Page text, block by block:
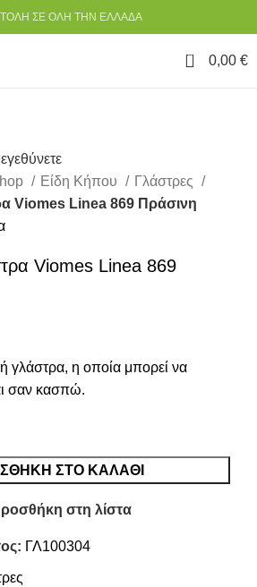
ΣΕ ΟΛΗ ΤΗΝ ΕΛΛΑΔΑ
0 0,00 €
Είδη Κήπου
Γλάστρες
Viomes Linea 869 Πράσινη
Viomes Linea 869
γλάστρα, η οποία μπορεί να
σαν κασπώ.
ΣΤΟ ΚΑΛΆΘΙ
στη λίστα
ΓΛ100304